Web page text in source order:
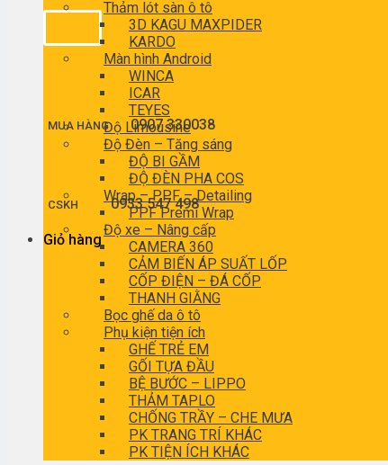
MUA HÀNG 0907 330038
CSKH0933 547 498
Giỏ hàng
Thảm lót sàn ô tô
3D KAGU MAXPIDER
KARDO
Màn hình Android
WINCA
ICAR
TEYES
Độ Limousine
Độ Đèn – Tăng sáng
ĐỘ BI GẦM
ĐỘ ĐÈN PHA COS
Wrap – PPF – Detailing
PPF Premi Wrap
Độ xe – Nâng cấp
CAMERA 360
CẢM BIẾN ÁP SUẤT LỐP
CỐP ĐIỆN – ĐÁ CỐP
THANH GIẰNG
Bọc ghế da ô tô
Phụ kiện tiện ích
GHẾ TRẺ EM
GỐI TỰA ĐẦU
BỆ BƯỚC – LIPPO
THẢM TAPLO
CHỐNG TRẦY – CHE MƯA
PK TRANG TRÍ KHÁC
PK TIỆN ÍCH KHÁC